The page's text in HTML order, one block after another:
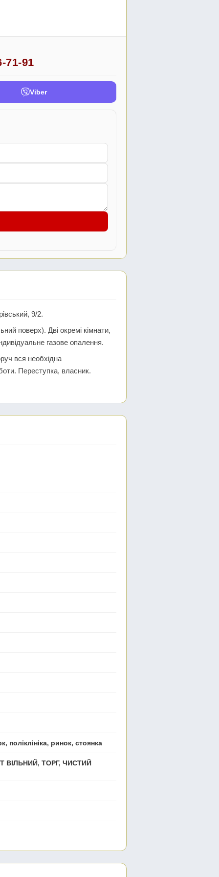
71-91
Viber
9/2.
поверх). Дві окремі кімнати,
газове опалення.
вся необхідна
Переступка, власник.
поліклініка, ринок, стоянка
ВІЛЬНИЙ, ТОРГ, ЧИСТИЙ